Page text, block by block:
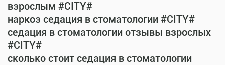
взрослым #CITY#
наркоз седация в стоматологии #CITY#
седация в стоматологии отзывы взрослых
#CITY#
сколько стоит седация в стоматологии